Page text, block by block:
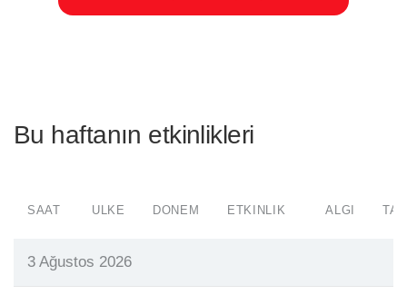
Bu haftanın etkinlikleri
SAAT ÜLKE DÖNEM ETKINLIK ALGI
3 Ağustos 2026